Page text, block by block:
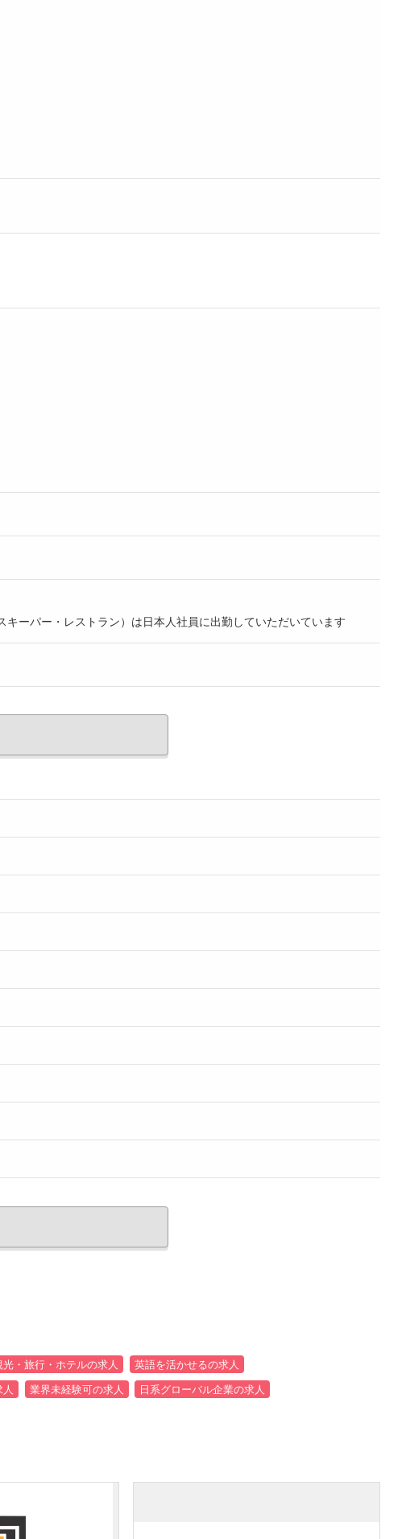
ーパー・レストラン）は日本人社員に出勤していただいています
光・旅行・ホテルの求人
英語を活かせるの求人
業界未経験可の求人 日系グローバル企業の求人